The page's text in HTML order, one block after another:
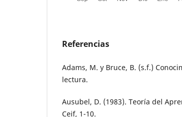
Referencias
Adams, M. y Bruce, B. (s.f.)
lectura.
Ausubel, D. (1983). Teoría del
Ceif, 1-10.